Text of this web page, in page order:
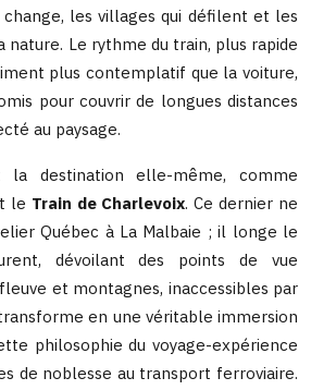
les villages qui défilent et les
nature. Le rythme du train, plus rapide
plus contemplatif que la voiture,
pour couvrir de longues distances
au paysage.
la destination elle-même, comme
le Train de Charlevoix. Ce dernier ne
Québec à La Malbaie ; il longe le
dévoilant des points de vue
et montagnes, inaccessibles par
en une véritable immersion
philosophie du voyage-expérience
de noblesse au transport ferroviaire.